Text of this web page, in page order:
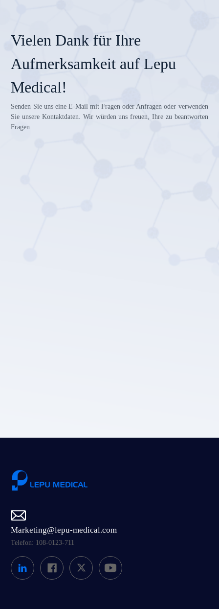
Vielen Dank für Ihre
Aufmerksamkeit auf Lepu
Medical!
Senden Sie uns eine E-Mail mit Fragen oder Anfragen oder verwenden
Sie unsere Kontaktdaten. Wir würden uns freuen, Ihre zu beantworten
Fragen.
Marketing@lepu-medical.com
Telefon: 108-0123-711